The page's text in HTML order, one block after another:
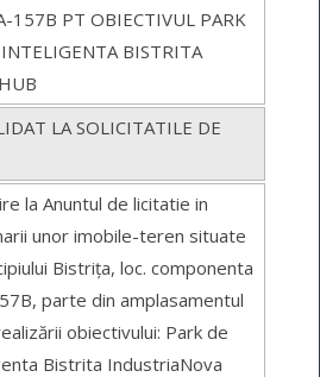
157B PT OBIECTIVUL PARK
BISTRITA
LA SOLICITATILE DE
la Anuntul de licitatie in
unor imobile-teren situate
Bistrița, loc. componenta
parte din amplasamentul
obiectivului: Park de
Bistrita IndustriaNova